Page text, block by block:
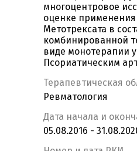
многоцентровое
оценке применения
Метотрексата в
комбинированной
виде монотерапии
Псориатическим
Терапевтическая
Ревматология
Дата начала и
05.08.2016 -